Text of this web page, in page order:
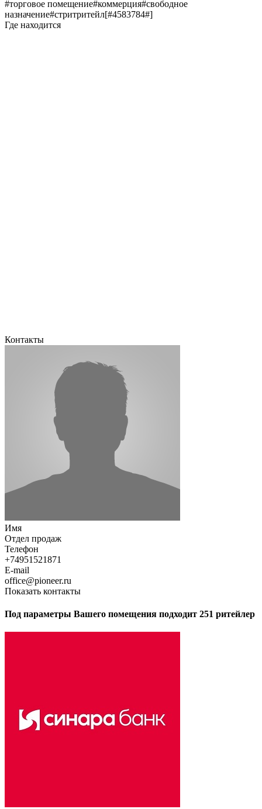
#торговое помещение#коммерция#свободное
назначение#стритритейл[#4583784#]
Где находится
Контакты
Имя
Отдел продаж
Телефон
+74951521871
E-mail
office@pioneer.ru
Показать контакты
Под параметры Вашего помещения подходит 251 ритейлер